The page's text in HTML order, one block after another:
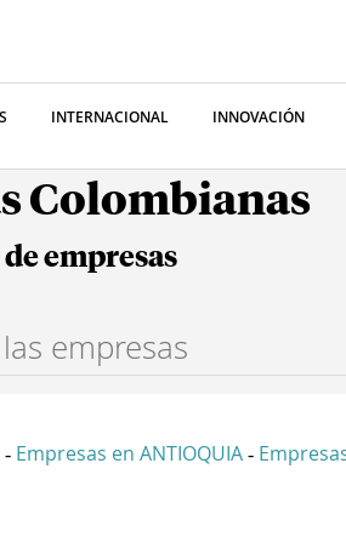
INTERNACIONAL INNOVACIÓN
Colombianas
empresas
- Empresas en ANTIOQUIA -